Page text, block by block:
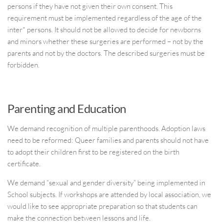
persons if they have not given their own consent. This
requirement must be implemented regardless of the age of the
inter* persons. It should not be allowed to decide for newborns
and minors whether these surgeries are performed – not by the
parents and not by the doctors. The described surgeries must be
forbidden.
Parenting and Education
We demand recognition of multiple parenthoods. Adoption laws
need to be reformed: Queer families and parents should not have
to adopt their children first to be registered on the birth
certificate.
We demand “sexual and gender diversity” being implemented in
School subjects. If workshops are attended by local association, we
would like to see appropriate preparation so that students can
make the connection between lessons and life.